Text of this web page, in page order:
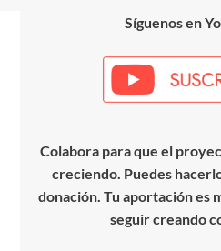
Síguenos en
Colabora para que el
creciendo. Puedes
donación. Tu aportación es
seguir creando